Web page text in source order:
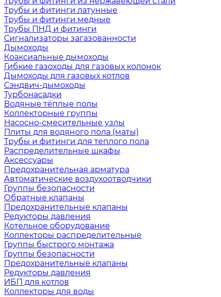
Трубы и фитинги латунные
Трубы и фитинги медные
Трубы ПНД и фитинги
Сигнализаторы загазованности
Дымоходы
Коаксиальные дымоходы
Гибкие газоходы для газовых колонок
Дымоходы для газовых котлов
Сэндвич-дымоходы
Турбонасадки
Водяные тёплые полы
Коллекторные группы
Насосно-смесительные узлы
Плиты для водяного пола (маты)
Трубы и фитинги для теплого пола
Распределительные шкафы
Аксессуары
Предохранительная арматура
Автоматические воздухоотводчики
Группы безопасности
Обратные клапаны
Предохранительные клапаны
Редукторы давления
Котельное оборудование
Коллекторы распределительные
Группы быстрого монтажа
Группы безопасности
Предохранительные клапаны
Редукторы давления
ИБП для котлов
Коллекторы для воды